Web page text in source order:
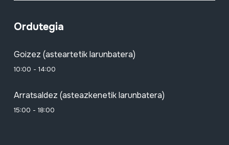
Ordutegia
Goizez (asteartetik larunbatera)
10:00 - 14:00
Arratsaldez (asteazkenetik larunbatera)
15:00 - 18:00